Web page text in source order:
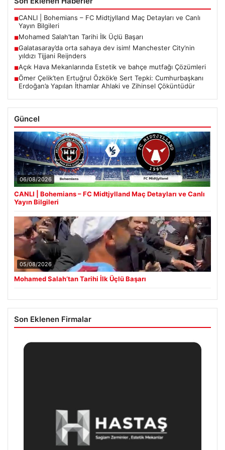
■CANLI | Bohemians – FC Midtjylland Maç Detayları ve Canlı
Yayın Bilgileri
■Mohamed Salah’tan Tarihi İlk Üçlü Başarı
■Galatasaray’da orta sahaya dev isim! Manchester City’nin
yıldızı Tijjani Reijnders
■Açık Hava Mekanlarında Estetik ve bahçe mutfağı Çözümleri
■Ömer Çelik’ten Ertuğrul Özkök’e Sert Tepki: Cumhurbaşkanı
Erdoğan’a Yapılan İthamlar Ahlaki ve Zihinsel Çöküntüdür
Güncel
06/08/2026
CANLI | Bohemians – FC Midtjylland Maç Detayları ve Canlı
Yayın Bilgileri
05/08/2026
Mohamed Salah’tan Tarihi İlk Üçlü Başarı
Son Eklenen Firmalar